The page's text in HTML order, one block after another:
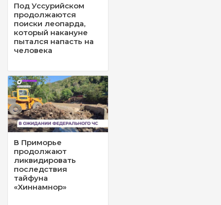
Под Уссурийском
продолжаются
поиски леопарда,
который накануне
пытался напасть на
человека
В Приморье
продолжают
ликвидировать
последствия
тайфуна
«Хиннамнор»